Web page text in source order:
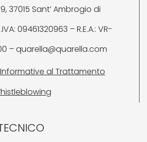
37015 Sant’ Ambrogio di
09461320963 – R.E.A.: VR-
– quarella@quarella.com
al Trattamento